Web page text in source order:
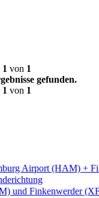
1 von 1
gefunden.
1 von 1
Airport (HAM) +
und Finkenwerder